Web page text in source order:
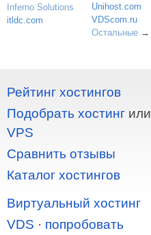
Inferno Solutions
itldc.com
Unihost.com
VDScom.ru
Остальные→
Рейтинг хостингов
Подобрать хостинг или
VPS
Сравнить отзывы
Каталог хостингов
Виртуальный хостинг
VDS · попробовать